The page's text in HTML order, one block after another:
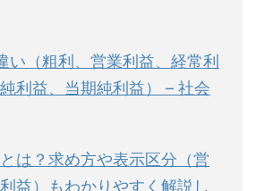
い（粗利、営業利益、経常利
利益、当期純利益） – 社会
は？求め方や表示区分（営
益）もわかりやすく解説し